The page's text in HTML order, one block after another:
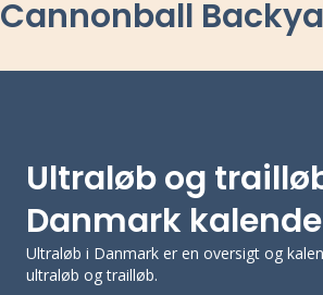
Cannonball
Ultraløb og
Danmark
Ultraløb i Danmark er en oversigt og
ultraløb og trailløb.